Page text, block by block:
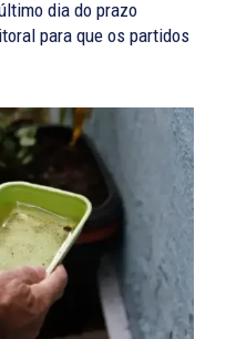
dia do prazo
para que os partidos